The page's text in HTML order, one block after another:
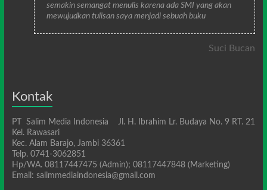
semakin semangat menulis karena ada SMI yang akan
mewujudkan tulisan saya menjadi sebuah buku
Suci Bucan
Kontak
PT Salim Media Indonesia Jl. H. Ibrahim Lr. Budaya No. 9 RT. 21
Kel. Rawasari
Kec. Alam Barajo, Jambi 36361
Telp. 0741-3062851
Hp/WA. 08117447475 (Admin); 08117447848 (Marketing)
Email: salimmediaindonesia@gmail.com